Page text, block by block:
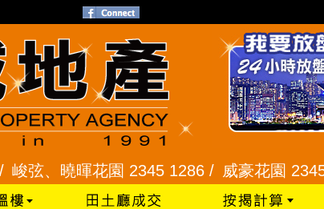
暉花園 2345 1286 /威豪花園 2345 3331 /